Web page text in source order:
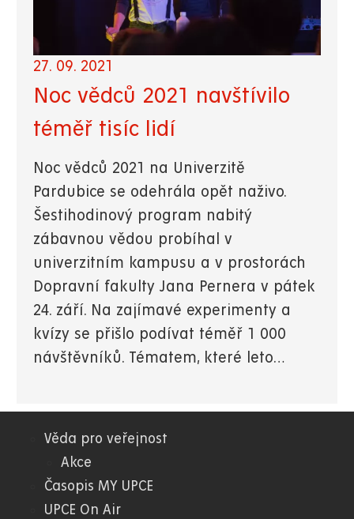
27. 09. 2021
Noc vědců 2021 navštívilo
téměř tisíc lidí
Noc vědců 2021 na Univerzitě
Pardubice se odehrála opět naživo.
Šestihodinový program nabitý
zábavnou vědou probíhal v
univerzitním kampusu a v prostorách
Dopravní fakulty Jana Pernera v pátek
24. září. Na zajímavé experimenty a
kvízy se přišlo podívat téměř 1 000
návštěvníků. Tématem, které leto…
WWW
Věda pro veřejnost
Akce
Časopis MY UPCE
UPCE On Air